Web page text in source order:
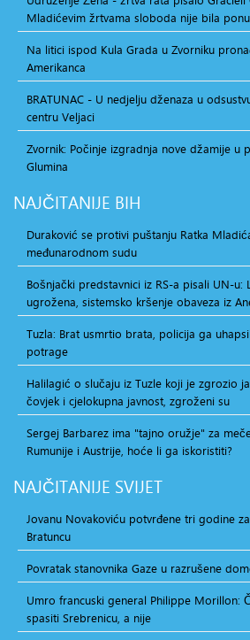
Mladićevim žrtvama sloboda nije bila
Na litici ispod Kula Grada u Zvorniku
Amerikanca
BRATUNAC - U nedjelju dženaza u
centru Veljaci
Zvornik: Počinje izgradnja nove džamije u
Glumina
NAJČITANIJE BIH
Duraković se protivi puštanju Ratka
međunarodnom sudu
Bošnjački predstavnici iz RS-a pisali UN-u:
ugrožena, sistemsko kršenje obaveza iz
Tuzla: Brat usmrtio brata, policija ga
potrage
Halilagić o slučaju iz Tuzle koji je zgrozio
čovjek i cjelokupna javnost, zgroženi su
Sergej Barbarez ima "tajno oružje" za
Rumunije i Austrije, hoće li ga iskoristiti?
NAJČITANIJE SVIJET
Jovanu Novakoviću potvrđene tri godine
Bratuncu
Povratak stanovnika Gaze u razrušene
Umro francuski general Philippe Morillon:
spasiti Srebrenicu, a nije